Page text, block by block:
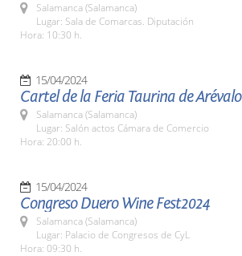
Salamanca (Salamanca)
Lugar: Sala de Comarcas. Diputación
Hora: 10:30 h.
15/04/2024
Cartel de la Feria Taurina de Arévalo
Salamanca (Salamanca)
Lugar: Salón actos Cámara de Comercio
Hora: 20:00 h.
15/04/2024
Congreso Duero Wine Fest2024
Salamanca (Salamanca)
Lugar: Palacio de Congresos de CyL
Hora: 09:30 h.